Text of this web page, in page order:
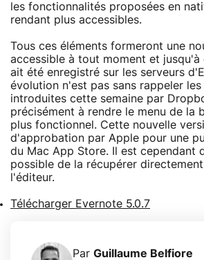
les fonctionnalités proposées en
rendant plus accessibles.
Tous ces éléments formeront une
accessible à tout moment et jusqu'à
ait été enregistré sur les serveurs
évolution n'est pas sans rappeler les
introduites cette semaine par
précisément à rendre le menu de la
plus fonctionnel. Cette nouvelle
d'approbation par Apple pour une
du Mac App Store. Il est cependant
possible de la récupérer
l'éditeur.
Télécharger Evernote 5.0.7
Par Guillaume Belfiore